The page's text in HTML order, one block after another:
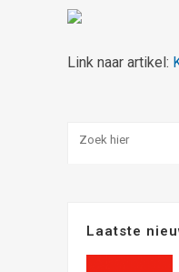
Link naar artikel:
Laatste